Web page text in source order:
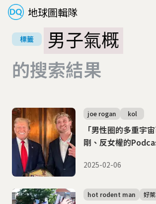
地球圖輯隊
標籤
男子氣概
的搜索結果
「男性圈的多重宇
剛、反女權的
joe rogan kol
2025-02-06
hot rodent man 好